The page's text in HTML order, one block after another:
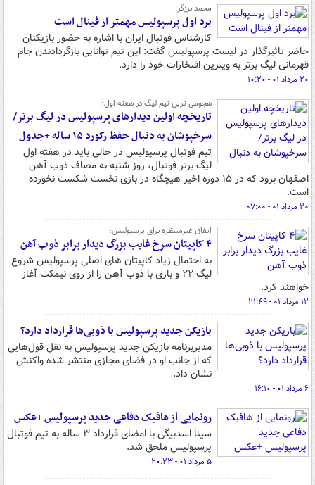
محمد برزگر:
برد اول پرسپولیس مهمتر از فینال است
کارشناس فوتبال ایران با اشاره به حضور بازیکنان
حاضر تاثیرگذار در لیست پرسپولیس گفت: این تیم توانایی بازگردادندن جام
قهرمانی لیگ برتر به ویترین افتخارات خود را دارد.
۲۰ مرداد ۰۱ - ۱۰:۲۰
هجومی ترین تیم لیگ در هفته اول؛
تاریخچه اولین دیدارهای پرسپولیس در لیگ برتر/
سرخپوشان به دنبال حفظ رکورد ۱۵ ساله +جدول
تیم فوتبال پرسپولیس در حالی باید در هفته اول
لیگ برتر فوتبال، روز شنبه به مصاف ذوب آهن
اصفهان برود که در ۱۵ دوره اخیر هیچگاه در بازی نخست شکست نخورده
است.
۲۰ مرداد ۰۱ - ۰۷:۰۰
اتفاق غیرمنتظره برای پرسپولیس؛
۴ کاپیتان سرخ غایب بزرگ دیدار برابر ذوب آهن
به احتمال زیاد کاپیتان های اصلی پرسپولیس شروع
لیگ ۲۲ و بازی با ذوب آهن را از روی نیمکت آغاز
خواهند کرد.
۱۲ مرداد ۰۱ - ۲۱:۴۹
بازیکن جدید پرسپولیس با ذوبی‌ها قرارداد دارد؟
مدیربرنامه بازیکن جدید پرسپولیس به نقل قول‌هایی
که از جانب او در فضای مجازی منتشر شده واکنش
نشان داد.
۶ مرداد ۰۱ - ۱۶:۱۰
رونمایی از هافبک دفاعی جدید پرسپولیس +عکس
سینا اسدبیگی با امضای قرارداد ۳ ساله به تیم فوتبال
پرسپولیس ملحق شد.
۵ مرداد ۰۱ - ۲۰:۲۳